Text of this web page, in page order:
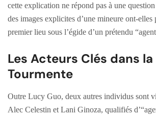
cette explication ne répond pas à une
des images explicites d’une mineure ont-elles
premier lieu sous l’égide d’un prétendu
Les Acteurs Clés dans la
Tourmente
Outre Lucy Guo, deux autres individus sont
Alec Celestin et Lani Ginoza, qualifiés